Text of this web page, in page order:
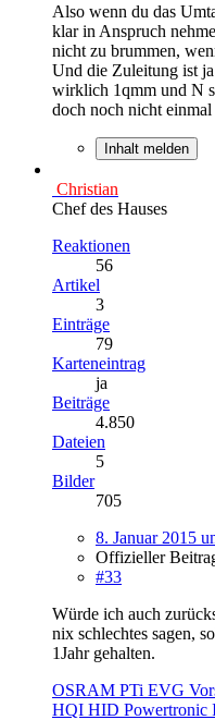
Also wenn du das
klar in Anspruch
nicht zu brummen,
Und die Zuleitung ist
wirklich 1qmm und N
doch noch nicht
Inhalt melden
Christian
Chef des Hauses
Reaktionen
56
Artikel
3
Einträge
79
Karteneintrag
ja
Beiträge
4.850
Dateien
5
Bilder
705
8. Januar 2015
Offizieller
#33
Würde ich auch
nix schlechtes sagen,
1Jahr gehalten.
OSRAM PTi EVG
HQI HID Powertronic